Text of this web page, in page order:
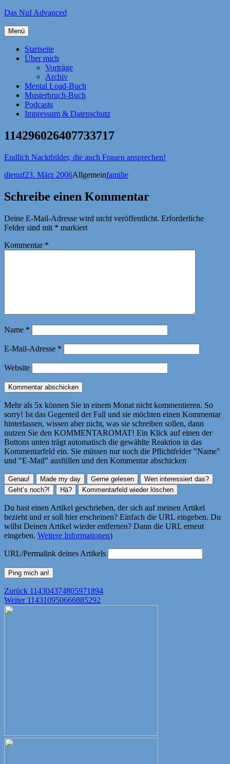
Zum
springen
Das Nuf Advanced
Menü
Startseite
Über mich
Vorträge
Archiv
Mental Load-Buch
Musterbruch-Buch
Podcasts
Impressum & Datenschutz
114296026407733717
Endlich Nacktbilder, die auch Frauen ansprechen!
Autor
dienufVeröffentlicht
23. März 2006Kategorien
AllgemeinSchlagwörter
familie
Schreibe einen Kommentar
Deine E-Mail-Adresse wird nicht veröffentlicht. Erforderliche
Felder sind mit * markiert
Kommentar *
Name *
E-Mail-Adresse *
Website
Mehr als 5x können Sie in einem Monat nicht kommentieren. So
sorry! Ist das Gegenteil der Fall und sie möchten einen Kommentar
hinterlassen, wissen aber nicht, was sie schreiben sollen, dann
nutzen Sie den KOMMENTAROMAT! Ein Klick auf einen der
Buttons unten trägt automatisch die gewählte Reaktion in das
Kommentarfeld ein. Sie müssen nur noch die Pflichtfelder "Name"
und "E-Mail" ausfüllen und den Kommentar abschicken
Du hast einen Artikel geschrieben, der sich auf meinen Artikel
bezieht und er soll hier erscheinen? Einfach die URL eingeben. Du
willst Deinen Artikel wieder entfernen? Dann die URL erneut
eingeben. Weitere Informationen)
URL/Permalink deines Artikels
Beitragsnavigation
Zurück Vorheriger
Beitrag:
114304374805971894
Weiter Nächster
114310950666885292